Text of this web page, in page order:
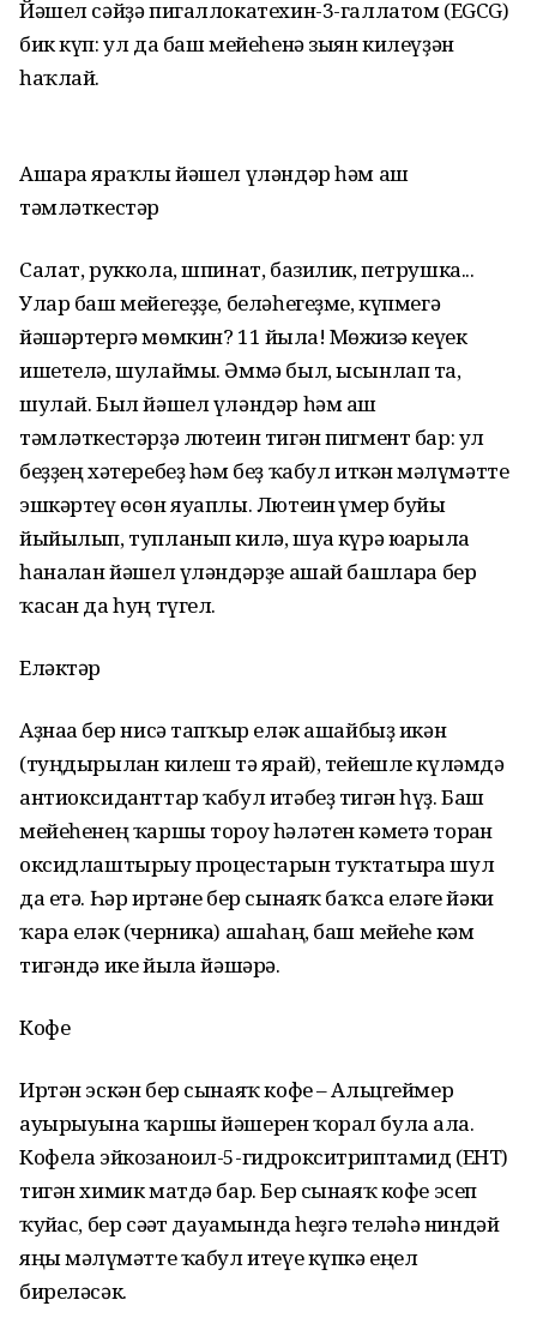
Йәшел сәйҙә пигаллокатехин-3-галлатом (EGCG)
бик күп: ул да баш мейеһенә зыян килеүҙән
һаҡлай.
Ашарға яраҡлы йәшел үләндәр һәм аш
тәмләткестәр
Салат, руккола, шпинат, базилик, петрушка...
Улар баш мейегеҙҙе, беләһегеҙме, күпмегә
йәшәртергә мөмкин? 11 йылға! Мөғжизә кеүек
ишетелә, шулаймы. Әммә был, ысынлап та,
шулай. Был йәшел үләндәр һәм аш
тәмләткестәрҙә лютеин тигән пигмент бар: ул
беҙҙең хәтеребеҙ һәм беҙ ҡабул иткән мәғлүмәтте
эшкәртеү өсөн яуаплы. Лютеин ғүмер буйы
йыйылып, тупланып килә, шуға күрә юғарыла
һаналған йәшел үләндәрҙе ашай башларға бер
ҡасан да һуң түгел.
Еләктәр
Аҙнаға бер нисә тапҡыр еләк ашайбыҙ икән
(туңдырылған килеш тә ярай), тейешле күләмдә
антиоксиданттар ҡабул итәбеҙ тигән һүҙ. Баш
мейеһенең ҡаршы тороу һәләтен кәметә торған
оксидлаштырыу процестарын туҡтатырға шул
да етә. Һәр иртәне бер сынаяҡ баҡса еләге йәки
ҡара еләк (черника) ашаһаң, баш мейеһе кәм
тигәндә ике йылға йәшәрә.
Кофе
Иртән эскән бер сынаяҡ кофе – Альцгеймер
ауырыуына ҡаршы йәшерен ҡорал була ала.
Кофела эйкозаноил-5-гидрокситриптамид (EHT)
тигән химик матдә бар. Бер сынаяҡ кофе эсеп
ҡуйғас, бер сәғәт дауамында һеҙгә теләһә ниндәй
яңы мәғлүмәтте ҡабул итеүе күпкә еңел
биреләсәк.